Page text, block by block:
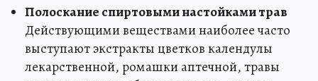
Полоскание спиртовыми настойками трав
Действующими веществами наиболее часто
выступают экстракты цветков календулы
лекарственной, ромашки аптечной, травы